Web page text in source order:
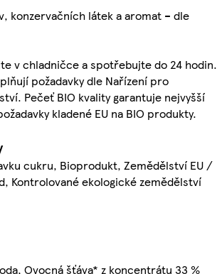
konzervačních látek a aromat – dle
v chladničce a spotřebujte do 24 hodin.
požadavky dle Nařízení pro
Pečeť BIO kvality garantuje nejvyšší
kladené EU na BIO produkty.
cukru, Bioprodukt, Zemědělství EU /
Kontrolované ekologické zemědělství
Ovocná šťáva* z koncentrátu 33 %